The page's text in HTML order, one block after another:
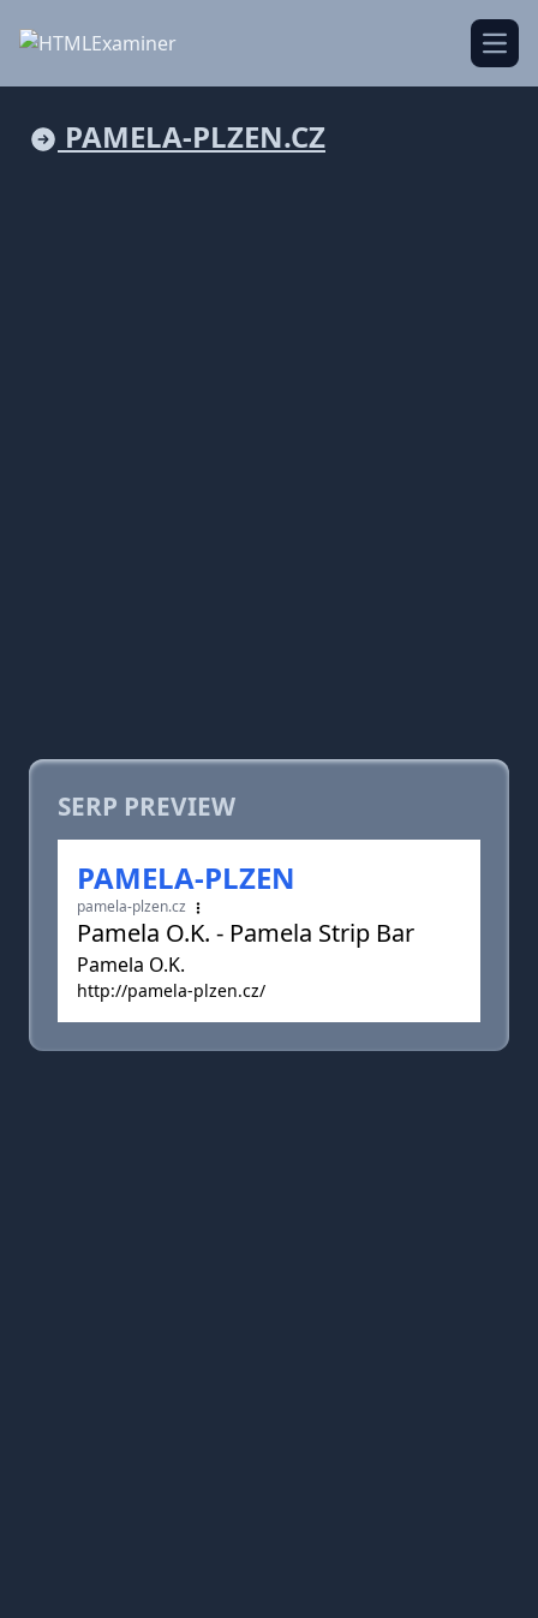
PAMELA-PLZEN.CZ
SERP PREVIEW
PAMELA-PLZEN
pamela-plzen.cz
Pamela O.K. - Pamela Strip Bar
Pamela O.K.
http://pamela-plzen.cz/